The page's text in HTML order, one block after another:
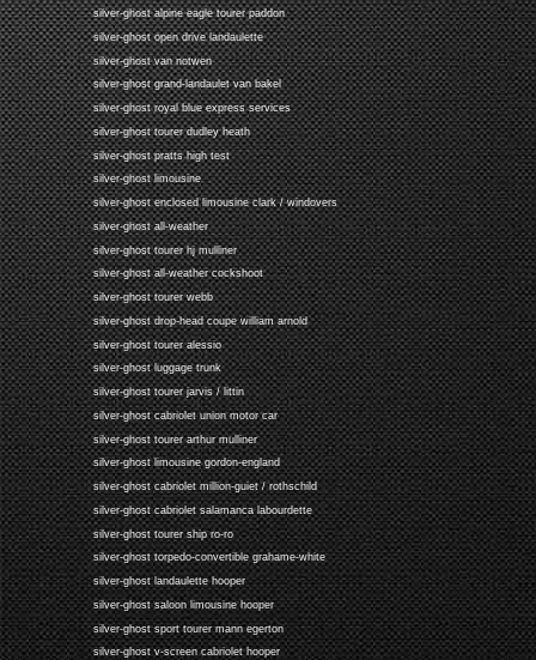
silver-ghost alpine eagle tourer paddon
silver-ghost open drive landaulette
silver-ghost van notwen
silver-ghost grand-landaulet van bakel
silver-ghost royal blue express services
silver-ghost tourer dudley heath
silver-ghost pratts high test
silver-ghost limousine
silver-ghost enclosed limousine clark / windovers
silver-ghost all-weather
silver-ghost tourer hj mulliner
silver-ghost all-weather cockshoot
silver-ghost tourer webb
silver-ghost drop-head coupe william arnold
silver-ghost tourer alessio
silver-ghost luggage trunk
silver-ghost tourer jarvis / littin
silver-ghost cabriolet union motor car
silver-ghost tourer arthur mulliner
silver-ghost limousine gordon-england
silver-ghost cabriolet million-guiet / rothschild
silver-ghost cabriolet salamanca labourdette
silver-ghost tourer ship ro-ro
silver-ghost torpedo-convertible grahame-white
silver-ghost landaulette hooper
silver-ghost saloon limousine hooper
silver-ghost sport tourer mann egerton
silver-ghost v-screen cabriolet hooper